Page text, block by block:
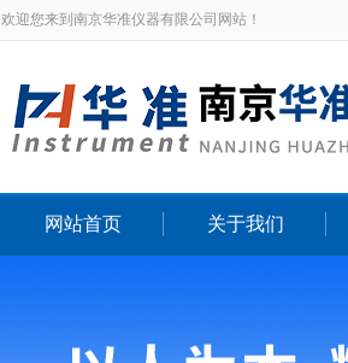
欢迎您来到南京华准仪器有限公司网站！
网站首页 关于我们